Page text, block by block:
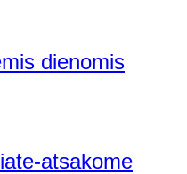
dienomis
atsakome